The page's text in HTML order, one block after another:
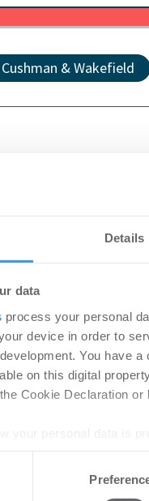
Details
data
process your personal
device in order to
You have
on this digital
Cookie Declaration
content and
Cushman & Wakefield
interessieren
– August 2026
-06.08.2026
Artikel Wenn noch
Sie sich jetzt Ihren